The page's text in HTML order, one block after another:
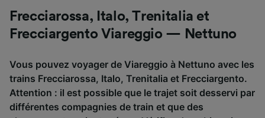
Frecciarossa, Italo, Trenitalia et
Frecciargento Viareggio — Nettuno
Vous pouvez voyager de Viareggio à Nettuno avec les
trains Frecciarossa, Italo, Trenitalia et Frecciargento.
Attention : il est possible que le trajet soit desservi par
différentes compagnies de train et que des